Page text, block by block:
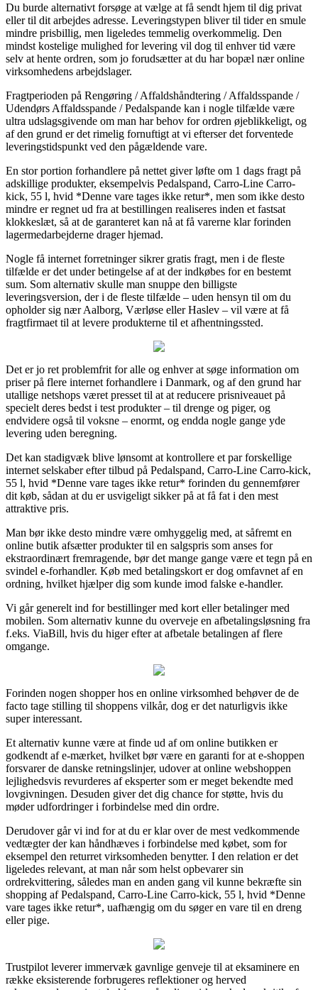
Du burde alternativt forsøge at vælge at få sendt hjem til dig privat
eller til dit arbejdes adresse. Leveringstypen bliver til tider en smule
mindre prisbillig, men ligeledes temmelig overkommelig. Den
mindst kostelige mulighed for levering vil dog til enhver tid være
selv at hente ordren, som jo forudsætter at du har bopæl nær online
virksomhedens arbejdslager.
Fragtperioden på Rengøring / Affaldshåndtering / Affaldsspande /
Udendørs Affaldsspande / Pedalspande kan i nogle tilfælde være
ultra udslagsgivende om man har behov for ordren øjeblikkeligt, og
af den grund er det rimelig fornuftigt at vi efterser det forventede
leveringstidspunkt ved den pågældende vare.
En stor portion forhandlere på nettet giver løfte om 1 dags fragt på
adskillige produkter, eksempelvis Pedalspand, Carro-Line Carro-
kick, 55 l, hvid *Denne vare tages ikke retur*, men som ikke desto
mindre er regnet ud fra at bestillingen realiseres inden et fastsat
klokkeslæt, så at de garanteret kan nå at få varerne klar forinden
lagermedarbejderne drager hjemad.
Nogle få internet forretninger sikrer gratis fragt, men i de fleste
tilfælde er det under betingelse af at der indkøbes for en bestemt
sum. Som alternativ skulle man snuppe den billigste
leveringsversion, der i de fleste tilfælde – uden hensyn til om du
opholder sig nær Aalborg, Værløse eller Haslev – vil være at få
fragtfirmaet til at levere produkterne til et afhentningssted.
Det er jo ret problemfrit for alle og enhver at søge information om
priser på flere internet forhandlere i Danmark, og af den grund har
utallige netshops været presset til at at reducere prisniveauet på
specielt deres bedst i test produkter – til drenge og piger, og
endvidere også til voksne – enormt, og endda nogle gange yde
levering uden beregning.
Det kan stadigvæk blive lønsomt at kontrollere et par forskellige
internet selskaber efter tilbud på Pedalspand, Carro-Line Carro-kick,
55 l, hvid *Denne vare tages ikke retur* forinden du gennemfører
dit køb, sådan at du er usvigeligt sikker på at få fat i den mest
attraktive pris.
Man bør ikke desto mindre være omhyggelig med, at såfremt en
online butik afsætter produkter til en salgspris som anses for
ekstraordinært fremragende, bør det mange gange være et tegn på en
svindel e-forhandler. Køb med betalingskort er dog omfavnet af en
ordning, hvilket hjælper dig som kunde imod falske e-handler.
Vi går generelt ind for bestillinger med kort eller betalinger med
mobilen. Som alternativ kunne du overveje en afbetalingsløsning fra
f.eks. ViaBill, hvis du higer efter at afbetale betalingen af flere
omgange.
Forinden nogen shopper hos en online virksomhed behøver de de
facto tage stilling til shoppens vilkår, dog er det naturligvis ikke
super interessant.
Et alternativ kunne være at finde ud af om online butikken er
godkendt af e-mærket, hvilket bør være en garanti for at e-shoppen
forsvarer de danske retningslinjer, udover at online webshoppen
lejlighedsvis revurderes af eksperter som er meget bekendte med
lovgivningen. Desuden giver det dig chance for støtte, hvis du
møder udfordringer i forbindelse med din ordre.
Derudover går vi ind for at du er klar over de mest vedkommende
vedtægter der kan håndhæves i forbindelse med købet, som for
eksempel den returret virksomheden benytter. I den relation er det
ligeledes relevant, at man når som helst opbevarer sin
ordrekvittering, således man en anden gang vil kunne bekræfte sin
shopping af Pedalspand, Carro-Line Carro-kick, 55 l, hvid *Denne
vare tages ikke retur*, uafhængig om du søger en vare til en dreng
eller pige.
Trustpilot leverer immervæk gavnlige genveje til at eksaminere en
række eksisterende forbrugeres reflektioner og herved